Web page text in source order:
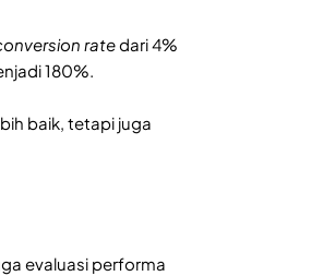
ratedari 4%
180%.
baik, tetapi juga
evaluasi performa